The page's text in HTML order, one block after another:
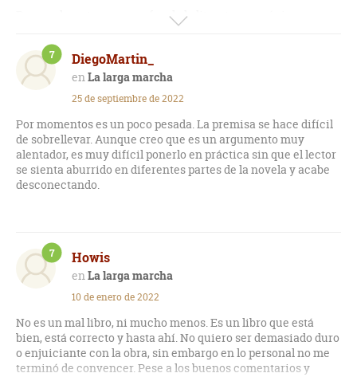
Personalmente, soy muy fan de la literatura ucrónica, que es
a priori, lo que se plasma en la novela. Sin embargo, tal y
como he leído en algunas reseñas, es una novela que tiene
las herramientas para desarrollar una historia más profunda,
que explique qué ha llevado a la celebración de la Marcha
para enriquecer la lectura a modo de contexto (un poco como
hace el autor en "El fugitivo").
Con todo, lo mejor de la obra reside en cómo el autor
construye las relaciones entre los distintos participantes de
la Larga Marcha. Cómo el deseo de supervivencia personal
choca frontalmente con las relaciones de compañerismo y
"marchadores"... No obstante, esta misma dinámica,
sostenida durante muchas páginas (un espectáculo
consistente en caminar al trote sin parar tampoco creo que
pueda dar mucho más de sí) hace que en ocasiones, la
lectura se haga pesada y repetitiva.
El final, como he indicado al principio, es absurdamente
malo. Corta la novela de manera casi radical, y dejando
entreabierto el desenlace, lo cual te deja un muy mal sabor de
DiegoMartin_
La larga marcha
7
25 de septiembre de 2022
Por momentos es un poco pesada. La premisa se hace difícil
de sobrellevar. Aunque creo que es un argumento muy
alentador, es muy difícil ponerlo en práctica sin que el lector
se sienta aburrido en diferentes partes de la novela y acabe
desconectando.
Howis
La larga marcha
7
10 de enero de 2022
No es un mal libro, ni mucho menos. Es un libro que está
bien, está correcto y hasta ahí. No quiero ser demasiado duro
o enjuiciante con la obra, sin embargo en lo personal no me
terminó de convencer. Pese a los buenos comentarios y